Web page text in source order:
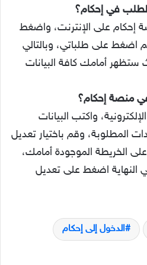
في إحكام؟
إحكام على الإنترنت، واضغط
اضغط على طلباتي، وبالتالي
أمامك كافة البيانات
منصة إحكام؟
واكتب البيانات
المطلوبة، وقم باختيار تعديل
الخريطة الموجودة أمامك،
النهاية اضغط على تعديل
الدخول إلى إحكام